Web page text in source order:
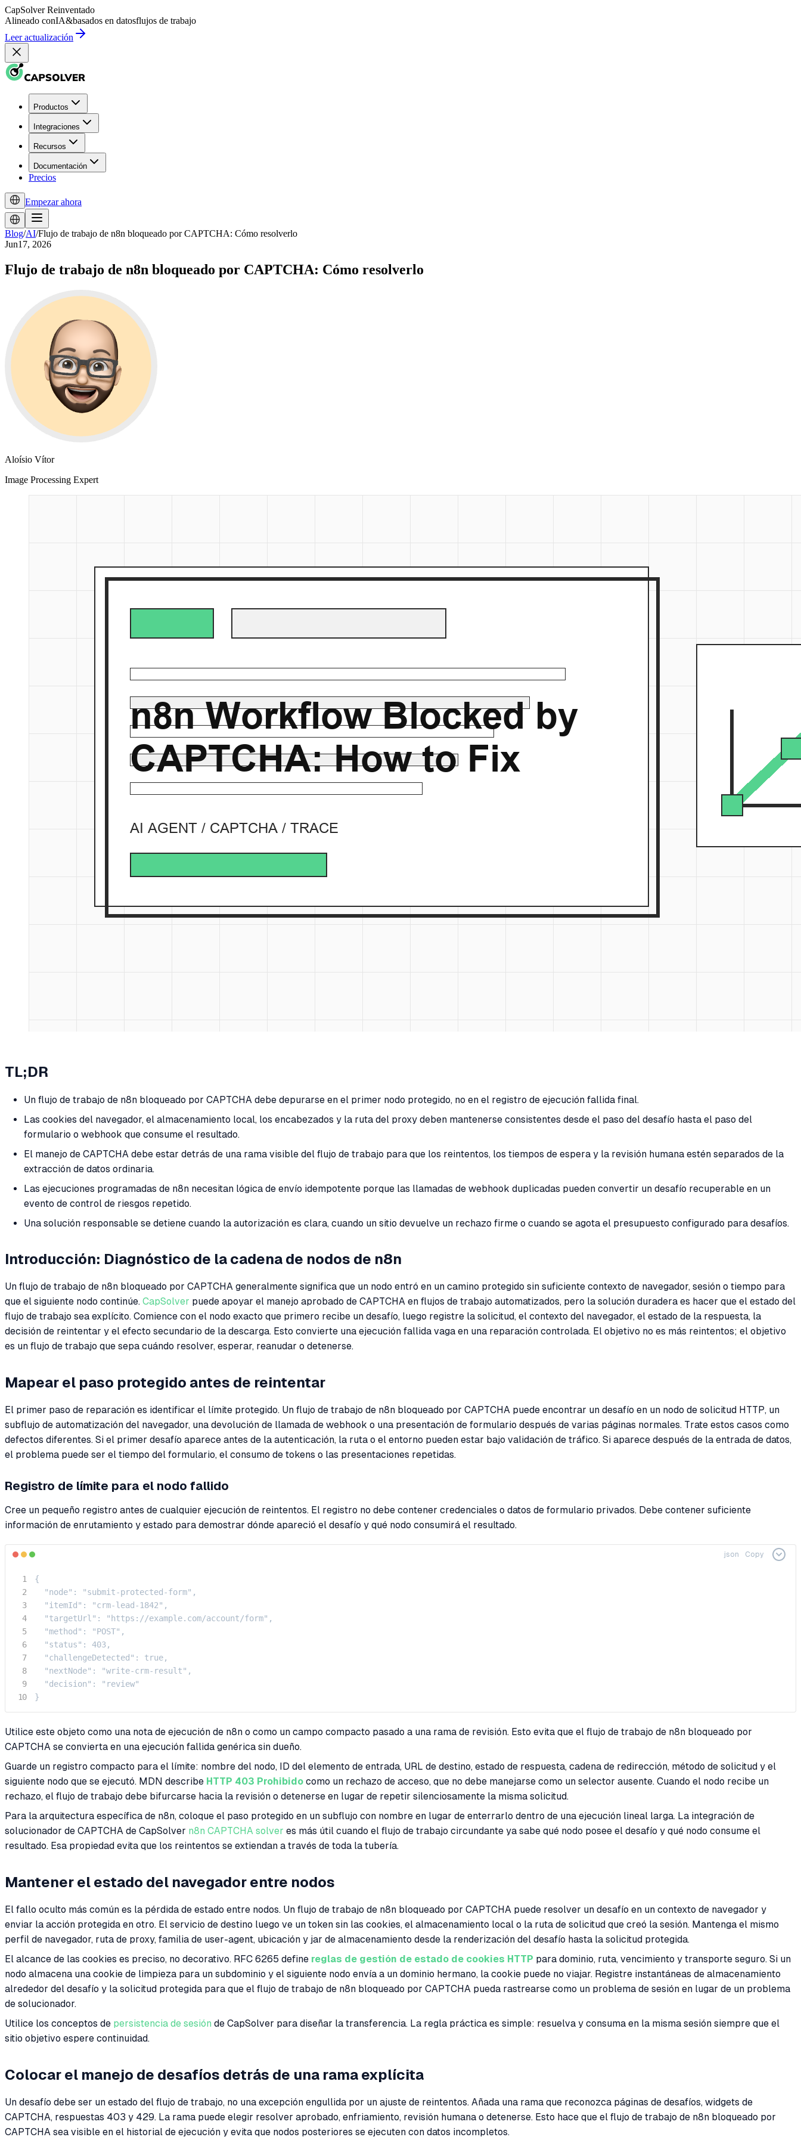
CapSolver Reinventado
Alineado conIA&basados en datosflujos de trabajo
Leer actualización
Productos
Integraciones
Recursos
Documentación
Precios
Empezar ahora
Blog/AI/Flujo de trabajo de n8n bloqueado por CAPTCHA: Cómo resolverlo
Jun17, 2026
Flujo de trabajo de n8n bloqueado por CAPTCHA: Cómo resolverlo
Aloísio Vítor
Image Processing Expert
TL;DR
Un flujo de trabajo de n8n bloqueado por CAPTCHA debe depurarse en el primer nodo protegido, no en el registro de ejecución fallida final.
Las cookies del navegador, el almacenamiento local, los encabezados y la ruta del proxy deben mantenerse consistentes desde el paso del desafío hasta el paso del
formulario o webhook que consume el resultado.
El manejo de CAPTCHA debe estar detrás de una rama visible del flujo de trabajo para que los reintentos, los tiempos de espera y la revisión humana estén separados de la
extracción de datos ordinaria.
Las ejecuciones programadas de n8n necesitan lógica de envío idempotente porque las llamadas de webhook duplicadas pueden convertir un desafío recuperable en un
evento de control de riesgos repetido.
Una solución responsable se detiene cuando la autorización es clara, cuando un sitio devuelve un rechazo firme o cuando se agota el presupuesto configurado para desafíos.
Introducción: Diagnóstico de la cadena de nodos de n8n
Un flujo de trabajo de n8n bloqueado por CAPTCHA generalmente significa que un nodo entró en un camino protegido sin suficiente contexto de navegador, sesión o tiempo para
que el siguiente nodo continúe. CapSolver puede apoyar el manejo aprobado de CAPTCHA en flujos de trabajo automatizados, pero la solución duradera es hacer que el estado del
flujo de trabajo sea explícito. Comience con el nodo exacto que primero recibe un desafío, luego registre la solicitud, el contexto del navegador, el estado de la respuesta, la
decisión de reintentar y el efecto secundario de la descarga. Esto convierte una ejecución fallida vaga en una reparación controlada. El objetivo no es más reintentos; el objetivo
es un flujo de trabajo que sepa cuándo resolver, esperar, reanudar o detenerse.
Mapear el paso protegido antes de reintentar
El primer paso de reparación es identificar el límite protegido. Un flujo de trabajo de n8n bloqueado por CAPTCHA puede encontrar un desafío en un nodo de solicitud HTTP, un
subflujo de automatización del navegador, una devolución de llamada de webhook o una presentación de formulario después de varias páginas normales. Trate estos casos como
defectos diferentes. Si el primer desafío aparece antes de la autenticación, la ruta o el entorno pueden estar bajo validación de tráfico. Si aparece después de la entrada de datos,
el problema puede ser el tiempo del formulario, el consumo de tokens o las presentaciones repetidas.
Registro de límite para el nodo fallido
Cree un pequeño registro antes de cualquier ejecución de reintentos. El registro no debe contener credenciales o datos de formulario privados. Debe contener suficiente
información de enrutamiento y estado para demostrar dónde apareció el desafío y qué nodo consumirá el resultado.
json Copy
{
  "node": "submit-protected-form",
  "itemId": "crm-lead-1842",
  "targetUrl": "https://example.com/account/form",
  "method": "POST",
  "status": 403,
  "challengeDetected": true,
  "nextNode": "write-crm-result",
  "decision": "review"
}
Utilice este objeto como una nota de ejecución de n8n o como un campo compacto pasado a una rama de revisión. Esto evita que el flujo de trabajo de n8n bloqueado por
CAPTCHA se convierta en una ejecución fallida genérica sin dueño.
Guarde un registro compacto para el límite: nombre del nodo, ID del elemento de entrada, URL de destino, estado de respuesta, cadena de redirección, método de solicitud y el
siguiente nodo que se ejecutó. MDN describe HTTP 403 Prohibido como un rechazo de acceso, que no debe manejarse como un selector ausente. Cuando el nodo recibe un
rechazo, el flujo de trabajo debe bifurcarse hacia la revisión o detenerse en lugar de repetir silenciosamente la misma solicitud.
Para la arquitectura específica de n8n, coloque el paso protegido en un subflujo con nombre en lugar de enterrarlo dentro de una ejecución lineal larga. La integración de
solucionador de CAPTCHA de CapSolver n8n CAPTCHA solver es más útil cuando el flujo de trabajo circundante ya sabe qué nodo posee el desafío y qué nodo consume el
resultado. Esa propiedad evita que los reintentos se extiendan a través de toda la tubería.
Mantener el estado del navegador entre nodos
El fallo oculto más común es la pérdida de estado entre nodos. Un flujo de trabajo de n8n bloqueado por CAPTCHA puede resolver un desafío en un contexto de navegador y
enviar la acción protegida en otro. El servicio de destino luego ve un token sin las cookies, el almacenamiento local o la ruta de solicitud que creó la sesión. Mantenga el mismo
perfil de navegador, ruta de proxy, familia de user-agent, ubicación y jar de almacenamiento desde la renderización del desafío hasta la solicitud protegida.
El alcance de las cookies es preciso, no decorativo. RFC 6265 define reglas de gestión de estado de cookies HTTP para dominio, ruta, vencimiento y transporte seguro. Si un
nodo almacena una cookie de limpieza para un subdominio y el siguiente nodo envía a un dominio hermano, la cookie puede no viajar. Registre instantáneas de almacenamiento
alrededor del desafío y la solicitud protegida para que el flujo de trabajo de n8n bloqueado por CAPTCHA pueda rastrearse como un problema de sesión en lugar de un problema
de solucionador.
Utilice los conceptos de persistencia de sesión de CapSolver para diseñar la transferencia. La regla práctica es simple: resuelva y consuma en la misma sesión siempre que el
sitio objetivo espere continuidad.
Colocar el manejo de desafíos detrás de una rama explícita
Un desafío debe ser un estado del flujo de trabajo, no una excepción engullida por un ajuste de reintentos. Añada una rama que reconozca páginas de desafíos, widgets de
CAPTCHA, respuestas 403 y 429. La rama puede elegir resolver aprobado, enfriamiento, revisión humana o detenerse. Esto hace que el flujo de trabajo de n8n bloqueado por
CAPTCHA sea visible en el historial de ejecución y evita que nodos posteriores se ejecuten con datos incompletos.